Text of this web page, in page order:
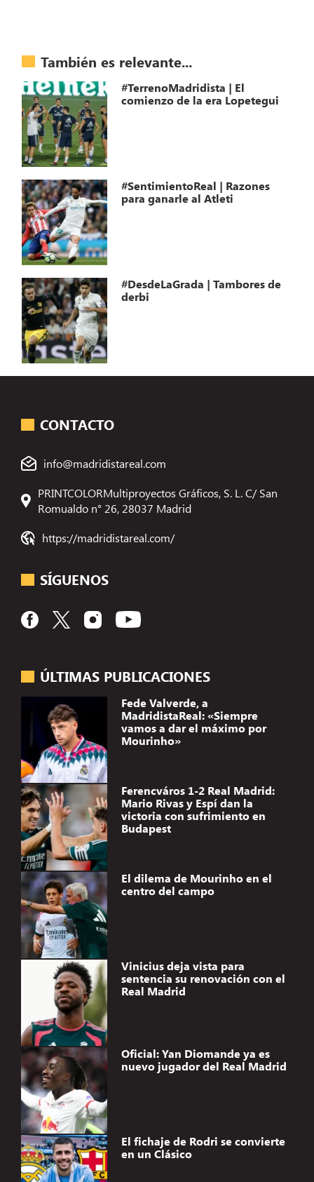
También es relevante...
#TerrenoMadridista | El
comienzo de la era Lopetegui
#SentimientoReal | Razones
para ganarle al Atleti
#DesdeLaGrada | Tambores de
derbi
ÚLTIMAS PUBLICACIONES
Fede Valverde, a
MadridistaReal: «Siempre
vamos a dar el máximo por
Mourinho»
Ferencváros 1-2 Real Madrid:
Mario Rivas y Espí dan la
victoria con sufrimiento en
Budapest
El dilema de Mourinho en el
centro del campo
Vinicius deja vista para
sentencia su renovación con el
Real Madrid
Oficial: Yan Diomande ya es
nuevo jugador del Real Madrid
El fichaje de Rodri se convierte
en un Clásico
CONTACTO
info@madridistareal.com
PRINTCOLORMultiproyectos Gráficos, S. L. C/ San
Romualdo n° 26, 28037 Madrid
https://madridistareal.com/
SÍGUENOS